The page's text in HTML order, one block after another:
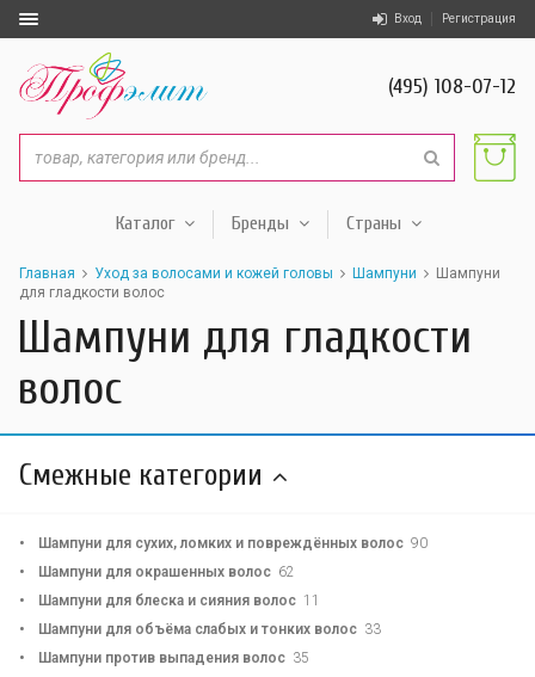
Вход Регистрация
(495) 108-07-12
Каталог Бренды Страны
Главная Уход за волосами и кожей головы Шампуни
Шампуни
для гладкости волос
Шампуни для гладкости
волос
Смежные категории
Шампуни для сухих, ломких и повреждённых волос 90
Шампуни для окрашенных волос 62
Шампуни для блеска и сияния волос 11
Шампуни для объёма слабых и тонких волос 33
Шампуни против выпадения волос 35